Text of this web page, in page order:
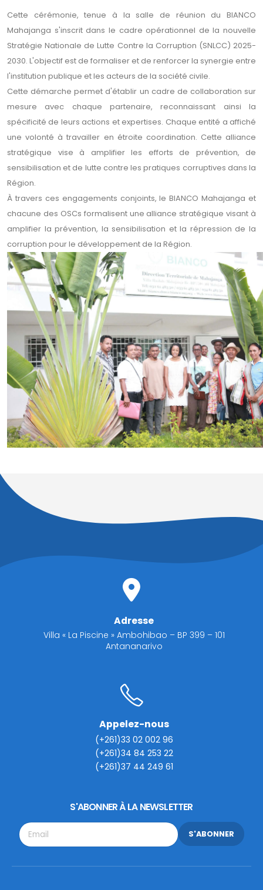
Cette cérémonie, tenue à la salle de réunion du BIANCO
Mahajanga s'inscrit dans le cadre opérationnel de la nouvelle
Stratégie Nationale de Lutte Contre la Corruption (SNLCC) 2025-
2030. L'objectif est de formaliser et de renforcer la synergie entre
l'institution publique et les acteurs de la société civile.
Cette démarche permet d'établir un cadre de collaboration sur
mesure avec chaque partenaire, reconnaissant ainsi la
spécificité de leurs actions et expertises. Chaque entité a affiché
une volonté à travailler en étroite coordination. Cette alliance
stratégique vise à amplifier les efforts de prévention, de
sensibilisation et de lutte contre les pratiques corruptives dans la
Région.
À travers ces engagements conjoints, le BIANCO Mahajanga et
chacune des OSCs formalisent une alliance stratégique visant à
amplifier la prévention, la sensibilisation et la répression de la
corruption pour le développement de la Région.
Adresse
Villa « La Piscine » Ambohibao – BP 399 – 101
Antananarivo
Appelez-nous
(+261)33 02 002 96
(+261)34 84 253 22
(+261)37 44 249 61
S'ABONNER À LA NEWSLETTER
S'ABONNER